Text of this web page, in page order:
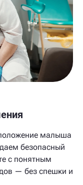
малыша
безопасный
с понятным
— без спешки и